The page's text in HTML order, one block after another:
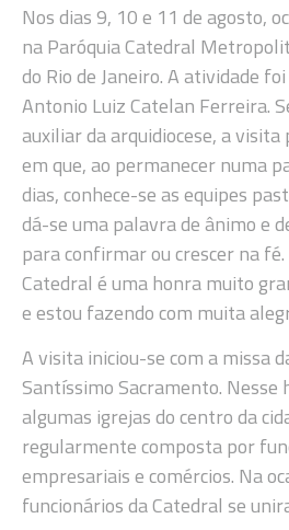
Nos dias 9, 10 e 11 de agosto,
na Paróquia Catedral
do Rio de Janeiro. A atividade
Antonio Luiz Catelan Ferreira.
auxiliar da arquidiocese, a
em que, ao permanecer numa
dias, conhece-se as equipes
dá-se uma palavra de ânimo e
para confirmar ou crescer na
Catedral é uma honra muito
e estou fazendo com muita
A visita iniciou-se com a missa
Santíssimo Sacramento. Nesse
algumas igrejas do centro da
regularmente composta por
empresariais e comércios. Na
funcionários da Catedral se